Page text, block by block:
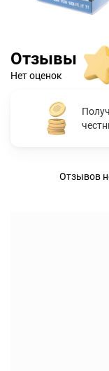
Отзывы
Нет оценок
Отзывов